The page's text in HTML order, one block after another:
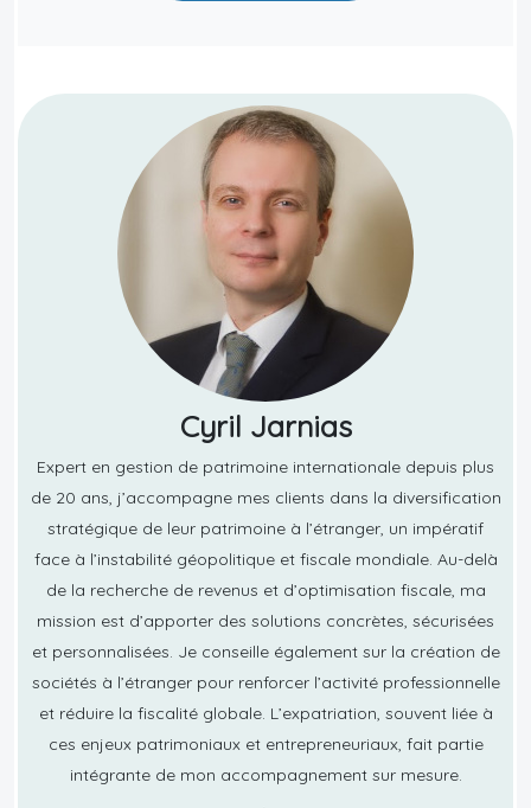
Cyril Jarnias
Expert en gestion de patrimoine internationale depuis plus
de 20 ans, j’accompagne mes clients dans la diversification
stratégique de leur patrimoine à l’étranger, un impératif
face à l’instabilité géopolitique et fiscale mondiale. Au-delà
de la recherche de revenus et d’optimisation fiscale, ma
mission est d’apporter des solutions concrètes, sécurisées
et personnalisées. Je conseille également sur la création de
sociétés à l’étranger pour renforcer l’activité professionnelle
et réduire la fiscalité globale. L’expatriation, souvent liée à
ces enjeux patrimoniaux et entrepreneuriaux, fait partie
intégrante de mon accompagnement sur mesure.